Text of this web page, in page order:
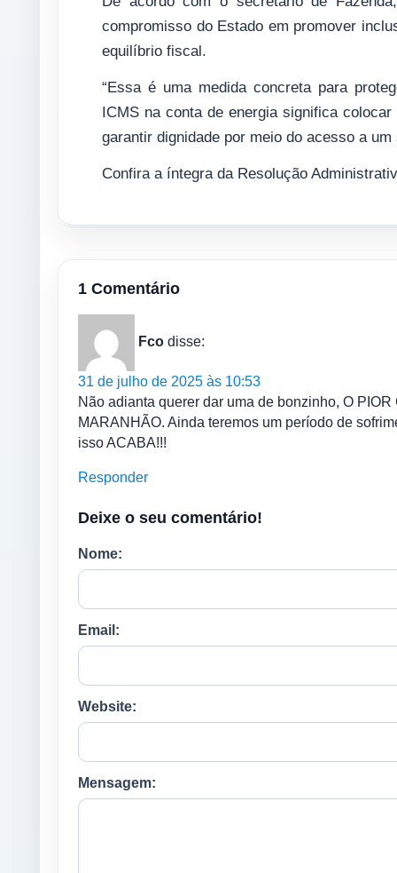
compromisso do Estado em promover
equilíbrio fiscal.
“Essa é uma medida concreta para
ICMS na conta de energia significa
garantir dignidade por meio do acesso a
Confira a íntegra da Resolução
1 Comentário
Fco disse:
31 de julho de 2025 às 10:53
Não adianta querer dar uma de bonzinho, O
MARANHÃO. Ainda teremos um período de
isso ACABA!!!
Responder
Deixe o seu comentário!
Nome:
Email:
Website:
Mensagem: